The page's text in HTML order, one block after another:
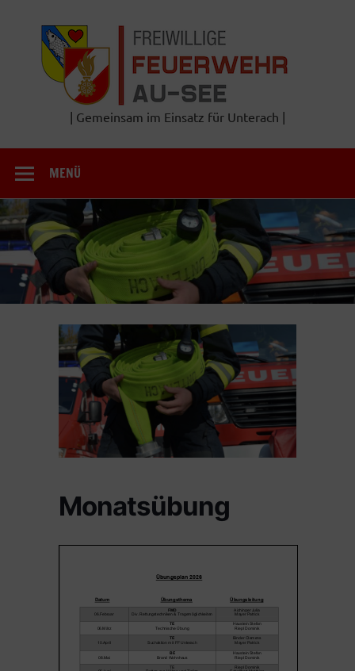
springen
| Gemeinsam im Einsatz für Unterach |
MENÜ
Monatsübung